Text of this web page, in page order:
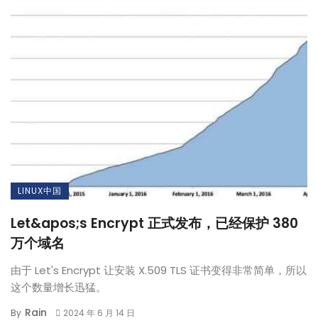
LINUX中国
Let&apos;s Encrypt 正式发布，已经保护 380
万个域名
由于 Let's Encrypt 让安装 X.509 TLS 证书变得非常简单，所以
这个数量增长迅猛。
By Rain 2024 年 6 月 14 日